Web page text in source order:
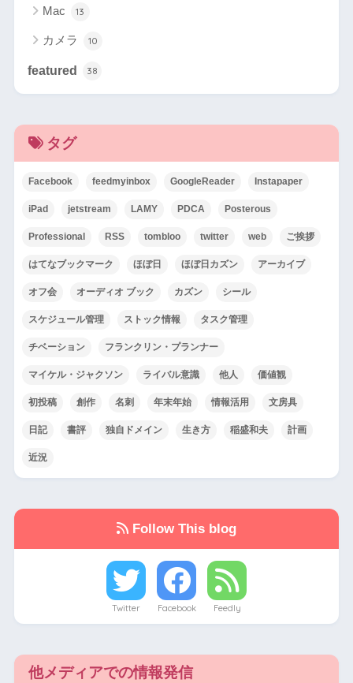
Mac 13
カメラ 10
featured 38
タグ
Facebook feedmyinbox GoogleReader Instapaper
iPad jetstream LAMY PDCA Posterous
Professional RSS tombloo twitter web ご挨拶
はてなブックマーク ほぼ日 ほぼ日カズン アーカイブ
オフ会 オーディオ ブック カズン シール
スケジュール管理 ストック情報 タスク管理
チベーション フランクリン・プランナー
マイケル・ジャクソン ライバル意識 他人 価値観
初投稿 創作 名刺 年末年始 情報活用 文房具
日記 書評 独自ドメイン 生き方 稲盛和夫 計画
近況
Follow This blog
Twitter Facebook Feedly
他メディアでの情報発信